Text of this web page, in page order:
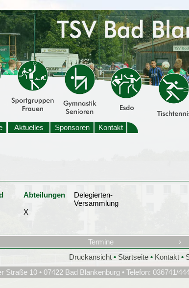
Aktuelles Sponsoren Kontakt
Abteilungen
Delegierten-
Versammlung
X
Termine ›
Druckansicht • Startseite • Kontakt •
Straße 10 • 07422 Bad Blankenburg • Telefon: 036741/